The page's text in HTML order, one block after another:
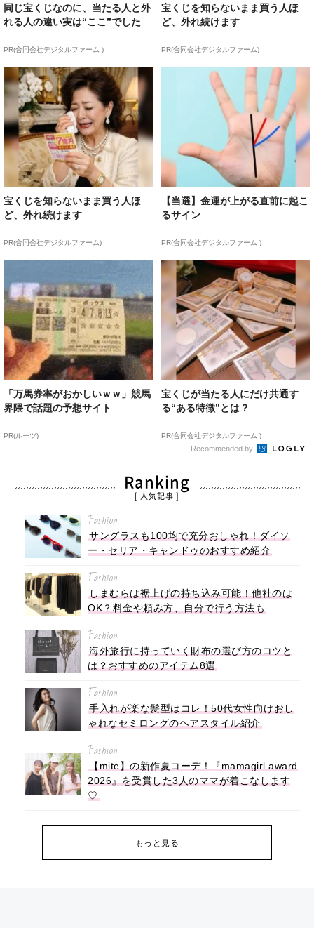
同じ宝くじなのに、当たる人と外
れる人の違い実は“ここ”でした
PR(合同会社デジタルファーム )
宝くじを知らないまま買う人ほ
ど、外れ続けます
PR(合同会社デジタルファーム)
宝くじを知らないまま買う人ほ
ど、外れ続けます
PR(合同会社デジタルファーム)
【当選】金運が上がる直前に起こ
るサイン
PR(合同会社デジタルファーム )
「万馬券率がおかしいｗｗ」競馬
界隈で話題の予想サイト
PR(ルーツ)
宝くじが当たる人にだけ共通す
る“ある特徴”とは？
PR(合同会社デジタルファーム )
Recommended by
Ranking
[ 人気記事 ]
Fashion
サングラスも100均で充分おしゃれ！ダイソ
ー・セリア・キャンドゥのおすすめ紹介
Fashion
しまむらは裾上げの持ち込み可能！他社のは
OK？料金や頼み方、自分で行う方法も
Fashion
海外旅行に持っていく財布の選び方のコツと
は？おすすめのアイテム8選
Fashion
手入れが楽な髪型はコレ！50代女性向けおし
ゃれなセミロングのヘアスタイル紹介
Fashion
【mite】の新作夏コーデ！『mamagirl award
2026』を受賞した3人のママが着こなします
♡
もっと見る